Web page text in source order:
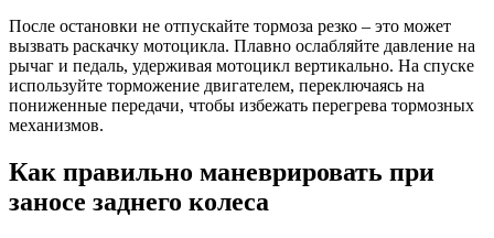
После остановки не отпускайте тормоза резко – это может
вызвать раскачку мотоцикла. Плавно ослабляйте давление на
рычаг и педаль, удерживая мотоцикл вертикально. На спуске
используйте торможение двигателем, переключаясь на
пониженные передачи, чтобы избежать перегрева тормозных
механизмов.
Как правильно маневрировать при
заносе заднего колеса